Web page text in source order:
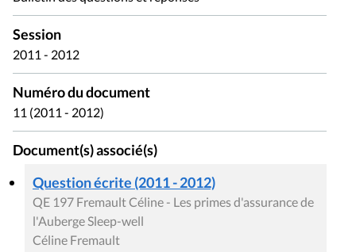
Session
2011 - 2012
Numéro du document
11 (2011 - 2012)
Document(s) associé(s)
Question écrite (2011 - 2012)
QE 197 Fremault Céline - Les primes d'assurance de
l'Auberge Sleep-well
Céline Fremault